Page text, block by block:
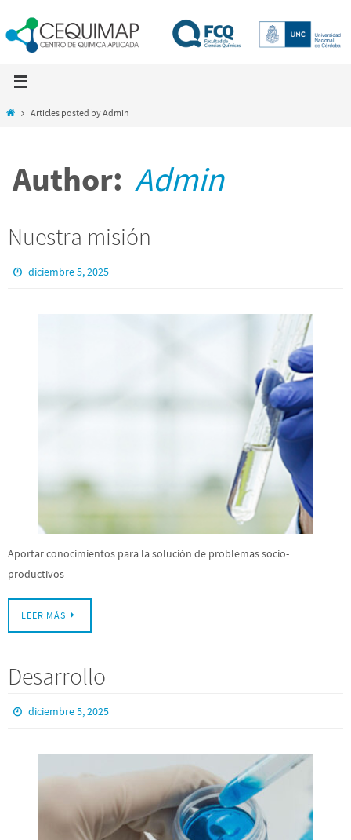
to
content
HomeArticles posted by Admin
Author: Admin
Nuestra misión
diciembre 5, 2025
Aportar conocimientos para la solución de problemas socio-
productivos
LEER MÁS
Desarrollo
diciembre 5, 2025